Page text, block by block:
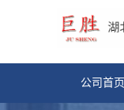
公司首页